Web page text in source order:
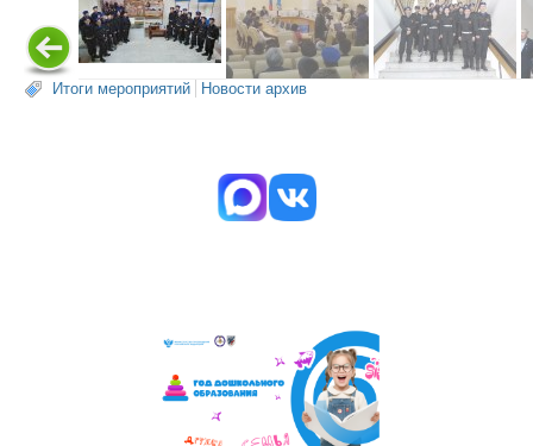
Итоги мероприятий Новости архив